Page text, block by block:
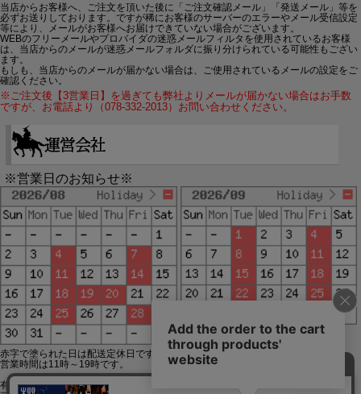
当店からお客様へ、ご注文を頂いた後に「ご注文確認メール」「発送メール」等を
必ずお送りしております。ですが稀にお客様のサーバーのエラーやメール受信設定
等により、メールがお客様へお届けできていない場合がございます。
WEBのフリーメールやプロバイダの迷惑メールフィルタを使用されているお客様
は、当店からのメールが迷惑メールフォルダに振り分けられている可能性もござい
ます。
もしも、当店からのメールが届かない場合は、ご使用されているメールの設定をご
確認ください。
※ご注文後【3営業日】を過ぎても弊社よりメールが届かない場合はお手数
ですが、お電話より（078-332-2013）お問い合わせください。
※営業日のお知らせ※
赤字で塗られた日は配送定休日です。
営業時間は11時～19時です。
有限会社ジップジップ SakuraStyle通販事業部